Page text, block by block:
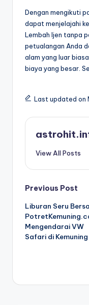
Dengan mengikuti
dapat menjelajahi
Lembah Ijen tanpa
petualangan Anda
alam yang luar
biaya yang besar.
Last updated on
View All Posts
Post
Previous Post
Liburan Seru
Mengendarai VW
Safari di Kemuning